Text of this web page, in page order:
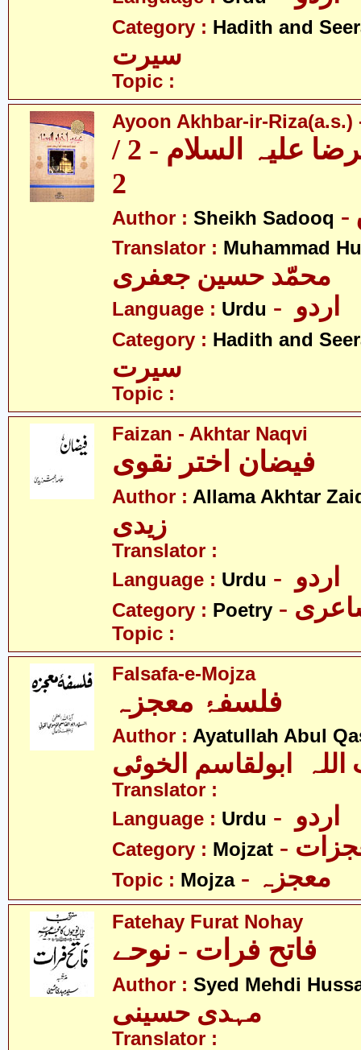
Category : Hadith and
سیرت
Topic :
Ayoon Akhbar-ir-Riza(a.s.)
عیون اخبار الرضا علیہ السلام - 2 /
2
Author : Sheikh Sadooq
Translator : Muhammad
محمّد حسین جعفری
Language : Urdu
Category : Hadith and
سیرت
Topic :
Faizan - Akhtar Naqvi
فیضان اختر نقوی
Author : Allama Akhtar
زیدی
Translator :
Language : Urdu
Category : Poetry
Topic :
Falsafa-e-Mojza
فلسفۂ معجزہ
Author : Ayatullah Abul
اللہ ابولقاسم الخوئی
Translator :
Language : Urdu
Category : Mojzat
Topic : Mojza - معجزہ
Fatehay Furat Nohay
فاتح فرات - نوحے
Author : Syed Mehdi
مہدی حسینی
Translator :